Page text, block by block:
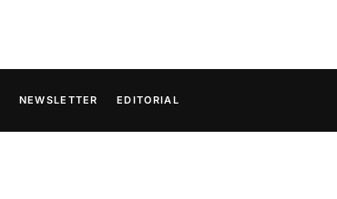
NEWSLETTER EDITORIAL